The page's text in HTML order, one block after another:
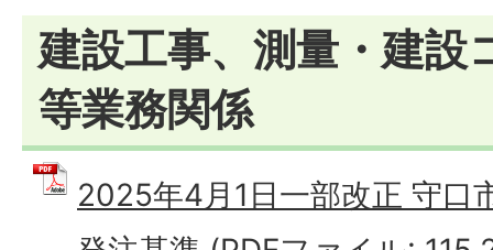
建設工事、測量・建設
等業務関係
2025年4月1日一部改正 守口